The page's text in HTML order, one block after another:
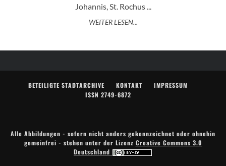
Johannis, St. Rochus ...
WEITER LESEN...
BETEILIGTE STADTARCHIVE KONTAKT
IMPRESSUM
ISSN 2749-6872
Alle Abbildungen - sofern nicht anders gekennzeichnet oder ohnehin
gemeinfrei - stehen unter der Lizenz Creative Commons 3.0
Deutschland